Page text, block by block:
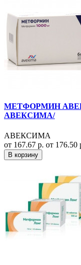
МЕТФОРМИН
АВЕКСИМА/
АВЕКСИМА
от 167.67 р. от 176.50
В корзину